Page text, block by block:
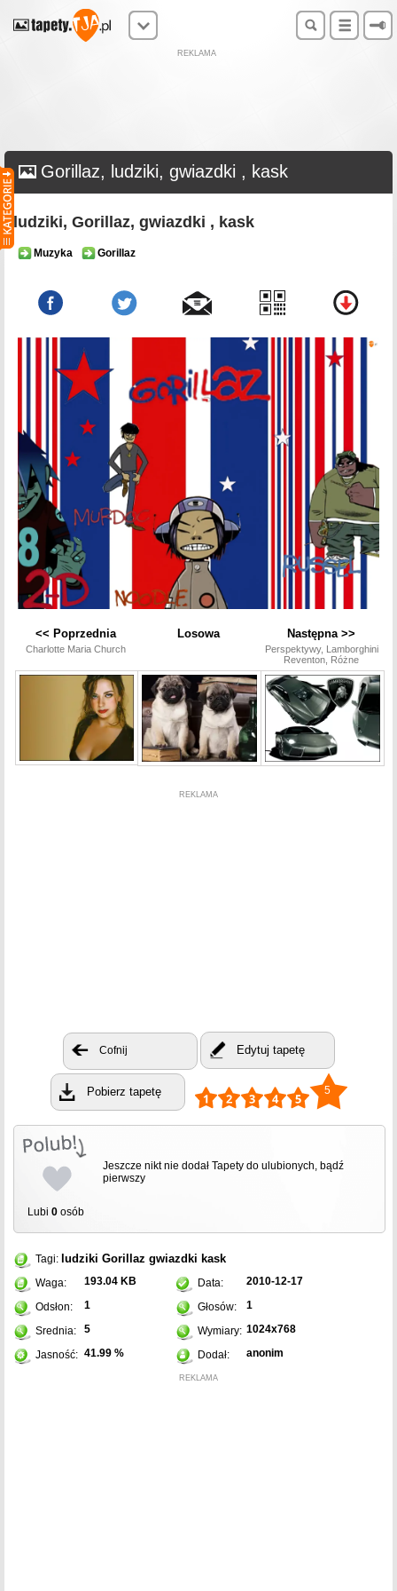
REKLAMA
Gorillaz, ludziki, gwiazdki , kask
ludziki, Gorillaz, gwiazdki , kask
Muzyka Gorillaz
<< Poprzednia
Charlotte Maria Church
Losowa Następna >>
Perspektywy, Lamborghini
Reventon, Różne
REKLAMA
Cofnij Edytuj tapetę
Pobierz tapetę 5
Lubi 0 osób
Jeszcze nikt nie dodał Tapety do ulubionych, bądź
pierwszy
Tagi: ludziki Gorillaz gwiazdki kask
Waga: 193.04 KB Data: 2010-12-17
Odsłon: 1 Głosów: 1
Srednia: 5 Wymiary: 1024x768
Jasność: 41.99 % Dodał: anonim
REKLAMA